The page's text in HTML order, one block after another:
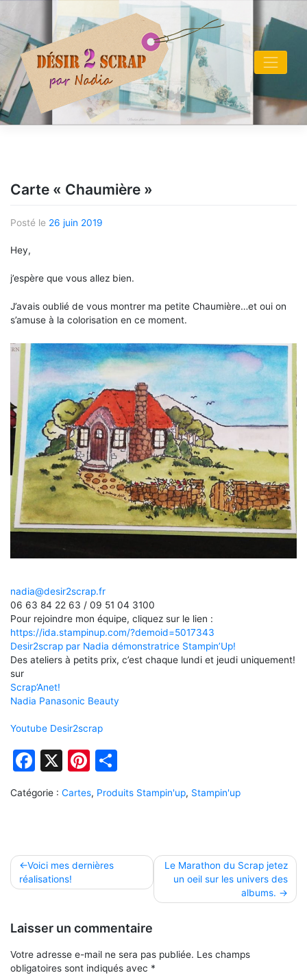
content
Carte « Chaumière »
Posté le 26 juin 2019
Hey,
j’espère que vous allez bien.
J’avais oublié de vous montrer ma petite Chaumière…et oui on
s’amuse à la colorisation en ce moment.
nadia@desir2scrap.fr
06 63 84 22 63 / 09 51 04 3100
Pour rejoindre mon équipe, cliquez sur le lien :
https://ida.stampinup.com/?demoid=5017343
Desir2scrap par Nadia démonstratrice Stampin’Up!
Des ateliers à petits prix, c’est chaque lundi et jeudi uniquement!
sur
Scrap’Anet!
Nadia Panasonic Beauty
Youtube Desir2scrap
Facebook
X Pinterest
Catégorie : Cartes, Produits Stampin'up, Stampin'up
Navigation
de
Voici mes dernières
réalisations!
Le Marathon du Scrap jetez
un oeil sur les univers des
albums.
Laisser un commentaire
Votre adresse e-mail ne sera pas publiée. Les champs
obligatoires sont indiqués avec *